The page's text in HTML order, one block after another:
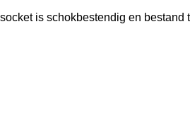
is schokbestendig en